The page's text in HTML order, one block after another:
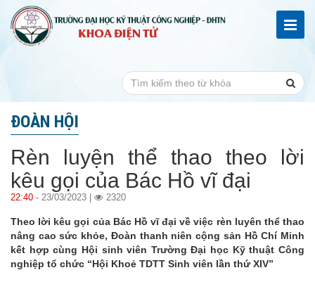
ĐOÀN HỘI
Rèn luyện thể thao theo lời
kêu gọi của Bác Hồ vĩ đại
22:40 - 23/03/2023 | 2320
Theo lời kêu gọi của Bác Hồ vĩ đại về việc rèn luyên thể thao
nâng cao sức khỏe, Đoàn thanh niên cộng sản Hồ Chí Minh
kết hợp cùng Hội sinh viên Trường Đại học Kỹ thuật Công
nghiệp tổ chức “Hội Khoẻ TDTT Sinh viên lần thứ XIV”